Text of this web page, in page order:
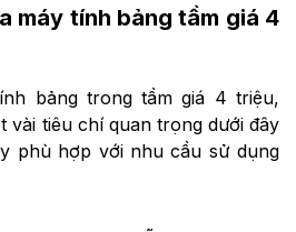
máy tính bảng tầm giá 4
bảng trong tầm giá 4 triệu,
vài tiêu chí quan trọng dưới đây
phù hợp với nhu cầu sử dụng